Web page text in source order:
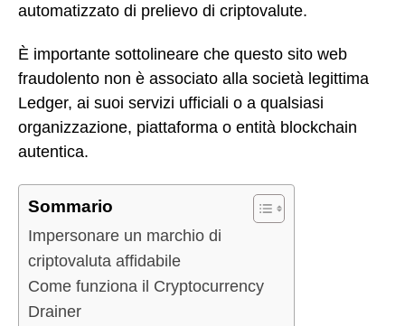
automatizzato di prelievo di criptovalute.
È importante sottolineare che questo sito web
fraudolento non è associato alla società legittima
Ledger, ai suoi servizi ufficiali o a qualsiasi
organizzazione, piattaforma o entità blockchain
autentica.
Sommario
Impersonare un marchio di
criptovaluta affidabile
Come funziona il Cryptocurrency
Drainer